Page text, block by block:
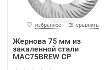
избранное сравнить
Жернова 75 мм из
закаленной стали
MAC75BREW CP